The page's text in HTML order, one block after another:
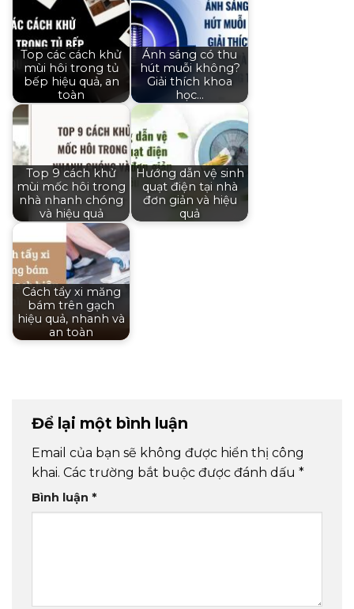
Top các cách khử
mùi hôi trong tủ
bếp hiệu quả, an
toàn
Ánh sáng có thu
hút muỗi không?
Giải thích khoa
học…
Top 9 cách khử
mùi mốc hôi trong
nhà nhanh chóng
và hiệu quả
Hướng dẫn vệ sinh
quạt điện tại nhà
đơn giản và hiệu
quả
Cách tẩy xi măng
bám trên gạch
hiệu quả, nhanh và
an toàn
Để lại một bình luận
Email của bạn sẽ không được hiển thị công
khai. Các trường bắt buộc được đánh dấu *
Bình luận *